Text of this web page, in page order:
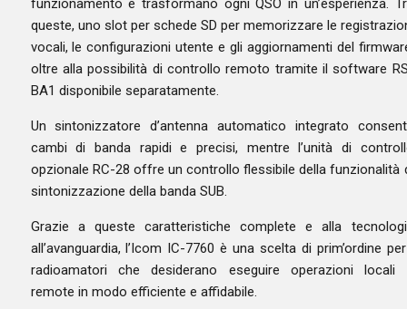
queste, uno slot per schede SD per memorizzare le
vocali, le configurazioni utente e gli aggiornamenti del
oltre alla possibilità di controllo remoto tramite il software
BA1 disponibile separatamente.
Un sintonizzatore d’antenna automatico integrato
cambi di banda rapidi e precisi, mentre l’unità di
opzionale RC-28 offre un controllo flessibile della funzionalità
sintonizzazione della banda SUB.
Grazie a queste caratteristiche complete e alla
all’avanguardia, l’Icom IC-7760 è una scelta di prim’ordine
radioamatori che desiderano eseguire operazioni locali
remote in modo efficiente e affidabile.